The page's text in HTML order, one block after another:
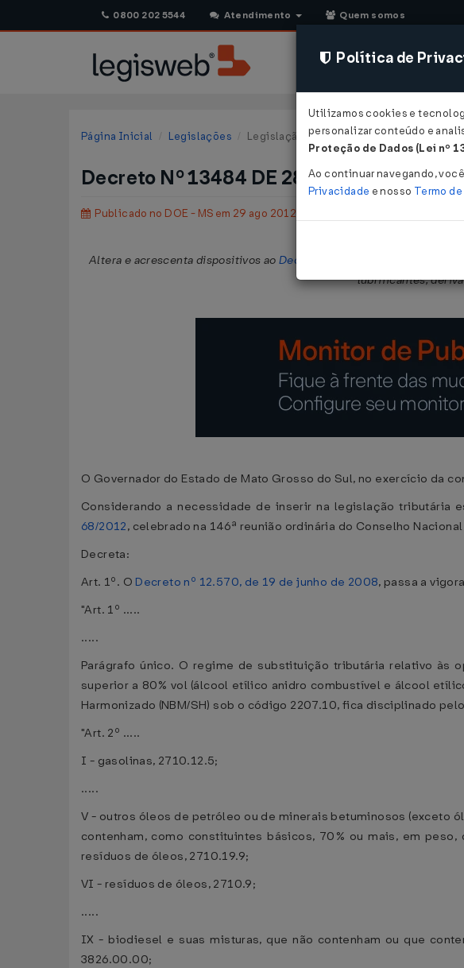
0800 202 5544 Atendimento Quem somos
Página Inicial Legislações Legislação Estadual - Mato Grosso do Sul
Decreto Nº 13484 DE 28/08/2012
Publicado no DOE - MS em 29 ago 2012
Altera e acrescenta dispositivos aoDecreto nº 12.570, de 19 de junho
lubrificantes,
O Governador do Estado de Mato Grosso do Sul, no exercício da
Considerando a necessidade de inserir na legislação tributária
68/2012, celebrado na 146ª reunião ordinária do Conselho
Decreta:
Art. 1º. O Decreto nº 12.570, de 19 de junho de 2008, passa a
"Art. 1º .....
.....
Parágrafo único. O regime de substituição tributária relativo às
superior a 80% vol (álcool etílico anidro combustível e álcool
Harmonizado (NBM/SH) sob o código 2207.10, fica disciplinado pelo
"Art. 2º .....
I - gasolinas, 2710.12.5;
.....
V - outros óleos de petróleo ou de minerais betuminosos (exceto
contenham, como constituintes básicos, 70% ou mais, em
resíduos de óleos, 2710.19.9;
VI - resíduos de óleos, 2710.9;
.....
IX - biodiesel e suas misturas, que não contenham ou que
3826.00.00;
Política de
Utilizamos cookies e
personalizar conteúdo e
Proteção de Dados (Lei nº
Ao continuar navegando,
Privacidade e nosso Termo de